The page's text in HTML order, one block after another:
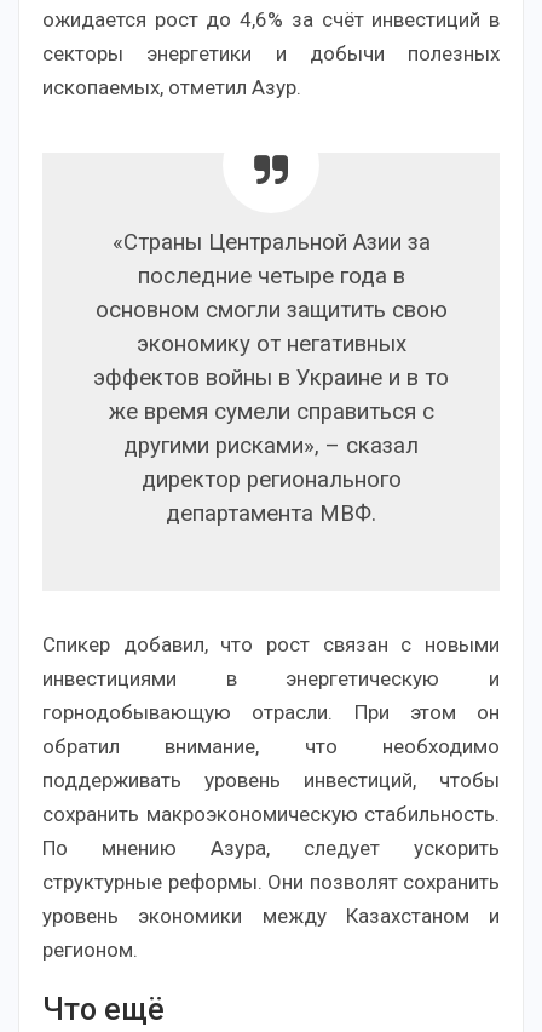
ожидается рост до 4,6% за счёт инвестиций в
секторы энергетики и добычи полезных
ископаемых, отметил Азур.
«Страны Центральной Азии за
последние четыре года в
основном смогли защитить свою
экономику от негативных
эффектов войны в Украине и в то
же время сумели справиться с
другими рисками», – сказал
директор регионального
департамента МВФ.
Спикер добавил, что рост связан с новыми
инвестициями в энергетическую и
горнодобывающую отрасли. При этом он
обратил внимание, что необходимо
поддерживать уровень инвестиций, чтобы
сохранить макроэкономическую стабильность.
По мнению Азура, следует ускорить
структурные реформы. Они позволят сохранить
уровень экономики между Казахстаном и
регионом.
Что ещё